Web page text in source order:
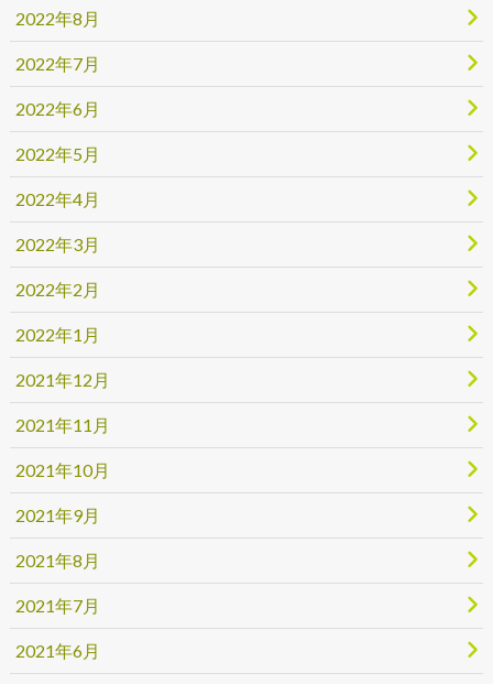
2022年8月
2022年7月
2022年6月
2022年5月
2022年4月
2022年3月
2022年2月
2022年1月
2021年12月
2021年11月
2021年10月
2021年9月
2021年8月
2021年7月
2021年6月